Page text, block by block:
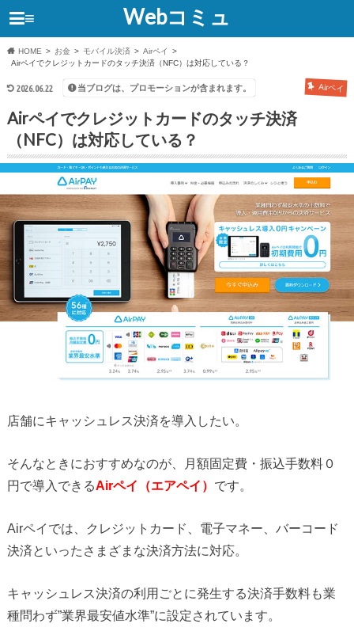
Webコミュ
≡
HOME お金 モバイル決済
Airペイ
Airペイでクレジットカードのタッチ決済（NFC）は対応している？
2026.06.22 Airペイ
当ブログは、プロモーションが含まれます。
Airペイでクレジットカードのタッチ決済
（NFC）は対応している？
店舗にキャッシュレス決済を導入したい。
そんなときにおすすめなのが、月額固定費・振込手数料０
円で導入できるAirペイ（エアペイ） です。
Airペイでは、クレジットカード、電子マネー、バーコード
決済といったさまざまな決済方法に対応。
キャッシュレス決済の利用ごとに発生する決済手数料も業
種問わず”業界最安値水準”に設定されています。